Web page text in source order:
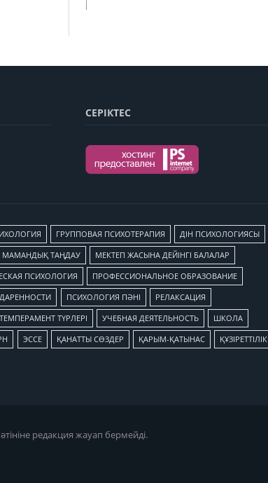
СЕРІКТЕС
ГРУППОВАЯ ПСИХОТЕРАПИЯ ДІН ПСИХОЛОГИЯСЫ
МАМАНДЫҚ ТАҢДАУ МЕКТЕП ЖАСЫНА ДЕЙІНГІ БАЛАЛАР
ПСИХОЛОГИЯ ПРОФЕССИОНАЛЬНОЕ ОБРАЗОВАНИЕ
ПСИХОЛОГИЯ ПӘНІ РЕЛАКСАЦИЯ
ТЕМПЕРАМЕНТ ТҮРЛЕРІ УЧЕБНАЯ ДЕЯТЕЛЬНОСТЬ ШКОЛА
ЭССЕ ҚАНАТТЫ СӨЗДЕР ҚАРЫМ-ҚАТЫНАС ҚҰЗІРЕТТІЛІК
редакция жауап бермейді.